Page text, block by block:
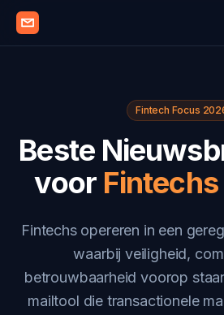
Fintech Focus
Beste
voor Fintechs
Fintechs opereren in een
waarbij veiligheid,
betrouwbaarheid voorop
mailtool die transactionele